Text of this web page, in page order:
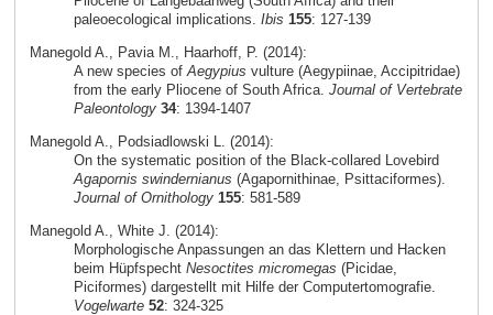
paleoecological implications. Ibis 155: 127-139
Manegold A., Pavia M., Haarhoff, P. (2014):
A new species ofAegypius vulture (Aegypiinae, Accipitridae)
from the early Pliocene of South Africa. Journal of Vertebrate
Paleontology 34: 1394-1407
Manegold A., Podsiadlowski L. (2014):
On the systematic position of the Black-collared Lovebird
Agapornis swindernianus (Agapornithinae, Psittaciformes).
Journal of Ornithology 155: 581-589
Manegold A., White J. (2014):
Morphologische Anpassungen an das Klettern und Hacken
beim Hüpfspecht Nesoctites micromegas (Picidae,
Piciformes) dargestellt mit Hilfe der Computertomografie.
Vogelwarte 52: 324-325